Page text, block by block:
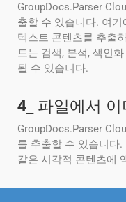
GroupDocs.Parser
출할 수 있습니다. 여
텍스트 콘텐츠를 추출
트는 검색, 분석, 색인
될 수 있습니다.
4 _ 파일에서
GroupDocs.Parser
를 추출할 수 있습니다
같은 시각적 콘텐츠에